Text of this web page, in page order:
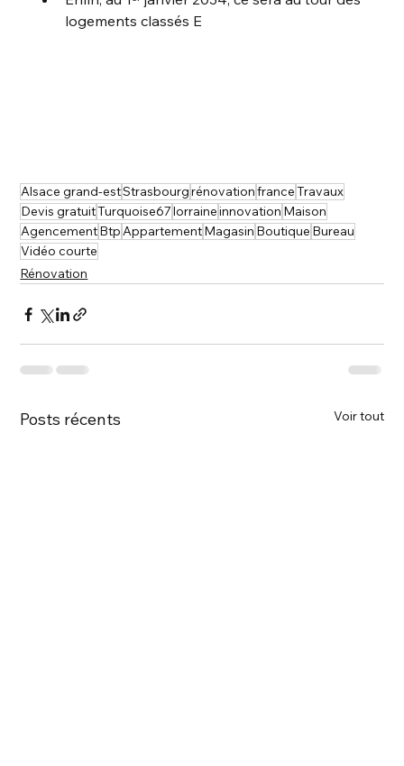
logements classés E
Alsace grand-estStrasbourgrénovationfranceTravaux
Devis gratuitTurquoise67lorraineinnovation Maison
AgencementBtpAppartementMagasin Boutique Bureau
Vidéo courte
Rénovation
Posts récents Voir tout